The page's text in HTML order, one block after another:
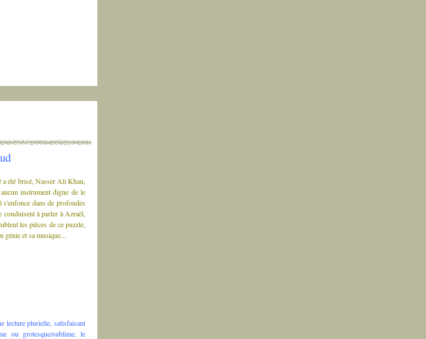
a été brisé, Nasser Ali Khan,
instrument digne de le
dans de profondes
conduisent à parler à Azraël,
les pièces de ce puzzle,
génie et sa musique...
lecture plurielle, satisfaisant
ou grotesque/sublime, le